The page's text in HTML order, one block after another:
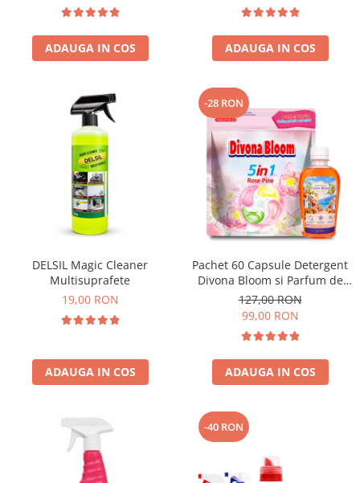
ADAUGA IN COS ADAUGA IN COS
DELSIL Magic Cleaner
Multisuprafete
19,00 RON
ADAUGA IN COS
-28 RON
Pachet 60 Capsule Detergent
Divona Bloom si Parfum de
Rufe Corfu Breeze by Delia
200 ml
127,00 RON
99,00 RON
ADAUGA IN COS
-40 RON